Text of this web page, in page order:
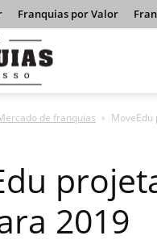
Franquias por Valor
Franquias
de
de franquias
2019